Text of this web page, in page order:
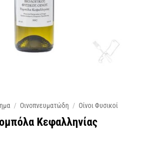
/ Οινοπνευματώδη / Οίνοι Φυσικοί
Κεφαλληνίας